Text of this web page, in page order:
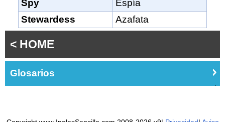
Spy
Espía
Stewardess
Azafata
< HOME
Glosarios